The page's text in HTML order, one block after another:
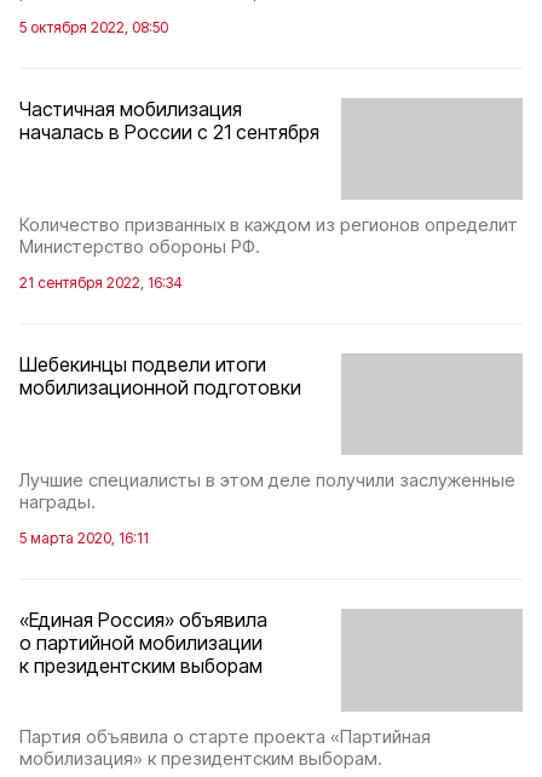
5 октября 2022, 08:50
Частичная мобилизация
началась в России с 21 сентября
Количество призванных в каждом из регионов определит
Министерство обороны РФ.
21 сентября 2022, 16:34
Шебекинцы подвели итоги
мобилизационной подготовки
Лучшие специалисты в этом деле получили заслуженные
награды.
5 марта 2020, 16:11
«Единая Россия» объявила
о партийной мобилизации
к президентским выборам
Партия объявила о старте проекта «Партийная
мобилизация» к президентским выборам.